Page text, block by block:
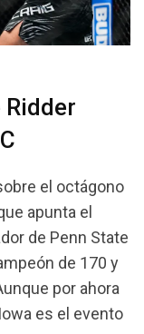
Ridder
el octágono
apunta el
de Penn State
de 170 y
por ahora
es el evento